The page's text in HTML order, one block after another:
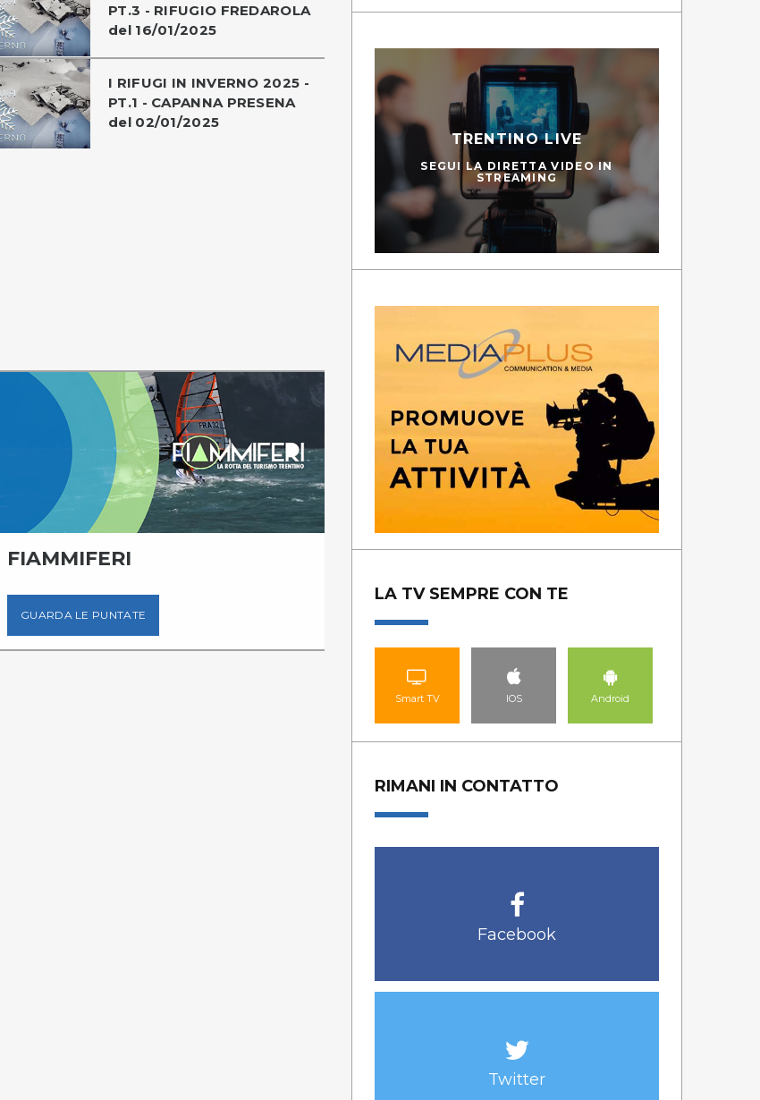
PT.3 - RIFUGIO FREDAROLA
del 16/01/2025
I RIFUGI IN INVERNO 2025 -
PT.1 - CAPANNA PRESENA
del 02/01/2025
FIAMMIFERI
GUARDA LE PUNTATE
ANDAR PER RIFUGI
TRENTINO LIVE
SEGUI LA DIRETTA VIDEO IN
STREAMING
LA TV SEMPRE CON TE
Smart TV IOS Android
RIMANI IN CONTATTO
Facebook
Twitter